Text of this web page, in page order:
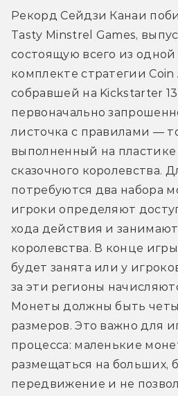
Рекорд Сейдзи Канаи
Tasty Minstrel Games,
состоящую всего из
комплекте стратегии
собравшей на Kickstarter
первоначально
листочка с правилами —
выполненный на пластике
сказочного королевства.
потребуются два набора
игроки определяют
хода действия и
королевства. В конце
будет занята или у
за эти регионы
Монеты должны быть
размеров. Это важно для
процесса: маленькие
размещаться на больших,
передвижение и не